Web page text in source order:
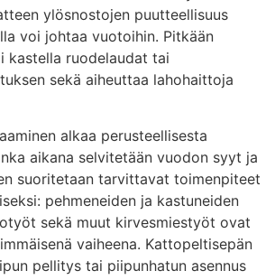
ylösnostojen puutteellisuus
voi johtaa vuotoihin. Pitkään
kastella ruodelaudat tai
sekä aiheuttaa lahohaittoja
alkaa perusteellisesta
aikana selvitetään vuodon syyt ja
suoritetaan tarvittavat toimenpiteet
pehmeneiden ja kastuneiden
sekä muut kirvesmiestyöt ovat
vaiheena. Kattopeltisepän
pellitys tai piipunhatun asennus